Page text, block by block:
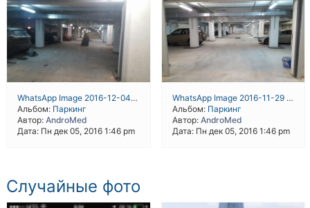
WhatsApp Image 2016-12-04 at 19.43.21
Альбом: Паркинг
Автор: AndroMed
Дата: Пн дек 05, 2016 1:46 pm
WhatsApp Image 2016-11-29 at 18.30.51
Альбом: Паркинг
Автор: AndroMed
Дата: Пн дек 05, 2016 1:46 pm
Случайные фото